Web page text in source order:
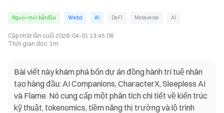
Người mới bắt đầu Web3 AI DeFi Metaverse AI
Cập nhật lần cuối 2026-04-01 13:45:06
Thời gian đọc: 1m
Bài viết này khám phá bốn dự án đồng hành trí tuệ nhân
tạo hàng đầu: AI Companions, CharacterX, Sleepless AI
và Flame. Nó cung cấp một phân tích chi tiết về kiến trúc
kỹ thuật, tokenomics, tiềm năng thị trường và lộ trình